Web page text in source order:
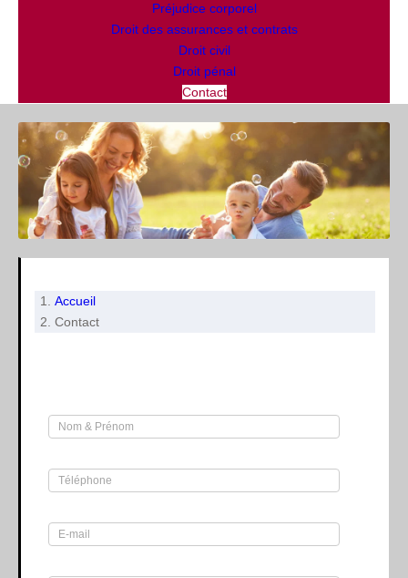
Préjudice corporel
Droit des assurances et contrats
Droit civil
Droit pénal
Contact
Accueil
Contact